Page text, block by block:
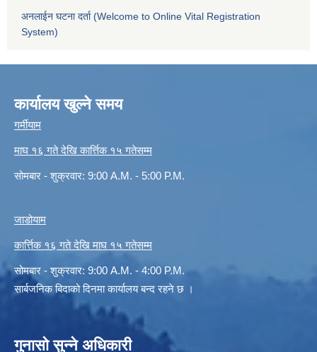
अनलाईन घटना दर्ता (Welcome to Online Vital Registration
System)
कार्यालय खुल्ने समय
गर्मीयाम
माघ १६ गते देखि कार्त्तिक १५ गतेसम्म
सोमबार - शुक्रवार: 9:00 A.M. - 5:00 P.M.
जाडोयाम
कार्त्तिक १६ गते देखि माघ १५ गतेसम्म
सोमबार - शुक्रवार: 9:00 A.M. - 4:00 P.M.
सार्बजनिक बिदाको दिनमा कार्यालय बन्द रहने छ ।
गुनासो सुन्ने अधिकारी